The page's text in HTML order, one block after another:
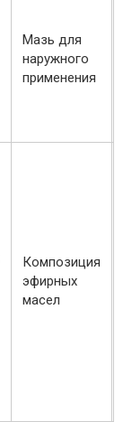
Мазь для
наружного
применения
Композиция
эфирных
масел